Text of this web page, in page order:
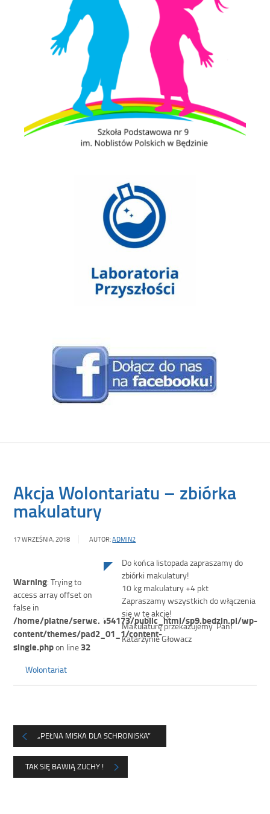
Akcja Wolontariatu – zbiórka
makulatury
17 WRZEŚNIA, 2018 AUTOR:ADMIN2
Warning: Trying to
access array offset on
false in
/home/platne/serwer454173/public_html/sp9.bedzin.pl/wp-
content/themes/pad2_01_1/content-
single.phpon line 32
Do końca listopada zapraszamy do
zbiórki makulatury!
10 kg makulatury +4 pkt
Zapraszamy wszystkich do włączenia
się w tę akcję!
Makulaturę przekazujemy Pani
Katarzynie Głowacz
Wolontariat
„PEŁNA MISKA DLA SCHRONISKA”
TAK SIĘ BAWIĄ ZUCHY !